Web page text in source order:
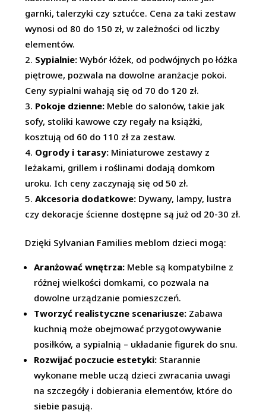
garnki, talerzyki czy sztućce. Cena za taki zestaw
wynosi od 80 do 150 zł, w zależności od liczby
elementów.
Sypialnie: Wybór łóżek, od podwójnych po łóżka
piętrowe, pozwala na dowolne aranżacje pokoi.
Ceny sypialni wahają się od 70 do 120 zł.
Pokoje dzienne: Meble do salonów, takie jak
sofy, stoliki kawowe czy regały na książki,
kosztują od 60 do 110 zł za zestaw.
Ogrody i tarasy: Miniaturowe zestawy z
leżakami, grillem i roślinami dodają domkom
uroku. Ich ceny zaczynają się od 50 zł.
Akcesoria dodatkowe: Dywany, lampy, lustra
czy dekoracje ścienne dostępne są już od 20-30 zł.
Dzięki Sylvanian Families meblom dzieci mogą:
Aranżować wnętrza: Meble są kompatybilne z
różnej wielkości domkami, co pozwala na
dowolne urządzanie pomieszczeń.
Tworzyć realistyczne scenariusze: Zabawa
kuchnią może obejmować przygotowywanie
posiłków, a sypialnią – układanie figurek do snu.
Rozwijać poczucie estetyki: Starannie
wykonane meble uczą dzieci zwracania uwagi
na szczegóły i dobierania elementów, które do
siebie pasują.